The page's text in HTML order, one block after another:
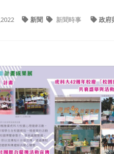
新聞 新聞時事 政府